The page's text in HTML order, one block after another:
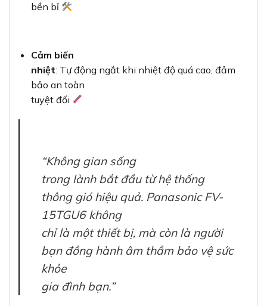
bền bỉ
Cảm biến
nhiệt: Tự động ngắt khi nhiệt độ quá cao, đảm
bảo an toàn
tuyệt đối
“Không gian sống
trong lành bắt đầu từ hệ thống
thông gió hiệu quả. Panasonic FV-
15TGU6 không
chỉ là một thiết bị, mà còn là người
bạn đồng hành âm thầm bảo vệ sức
khỏe
gia đình bạn.”